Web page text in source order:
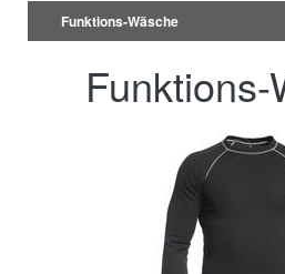
Funktions-Wäsche
Funktions-